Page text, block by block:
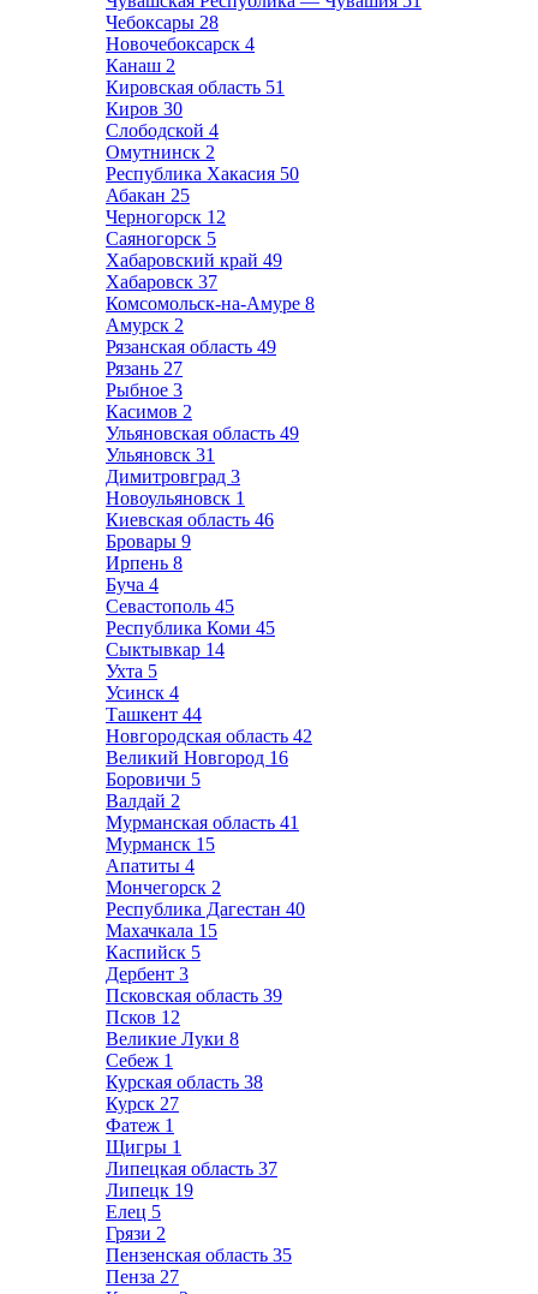
Чебоксары 28
Новочебоксарск 4
Канаш 2
Кировская область 51
Киров 30
Слободской 4
Омутнинск 2
Республика Хакасия 50
Абакан 25
Черногорск 12
Саяногорск 5
Хабаровский край 49
Хабаровск 37
Комсомольск-на-Амуре 8
Амурск 2
Рязанская область 49
Рязань 27
Рыбное 3
Касимов 2
Ульяновская область 49
Ульяновск 31
Димитровград 3
Новоульяновск 1
Киевская область 46
Бровары 9
Ирпень 8
Буча 4
Севастополь 45
Республика Коми 45
Сыктывкар 14
Ухта 5
Усинск 4
Ташкент 44
Новгородская область 42
Великий Новгород 16
Боровичи 5
Валдай 2
Мурманская область 41
Мурманск 15
Апатиты 4
Мончегорск 2
Республика Дагестан 40
Махачкала 15
Каспийск 5
Дербент 3
Псковская область 39
Псков 12
Великие Луки 8
Себеж 1
Курская область 38
Курск 27
Фатеж 1
Щигры 1
Липецкая область 37
Липецк 19
Елец 5
Грязи 2
Пензенская область 35
Пенза 27